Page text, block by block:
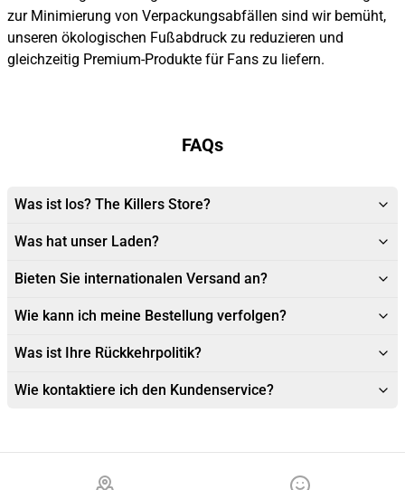
zur Minimierung von Verpackungsabfällen sind wir bemüht,
unseren ökologischen Fußabdruck zu reduzieren und
gleichzeitig Premium-Produkte für Fans zu liefern.
FAQs
Was ist los? The Killers Store?
Was hat unser Laden?
Bieten Sie internationalen Versand an?
Wie kann ich meine Bestellung verfolgen?
Was ist Ihre Rückkehrpolitik?
Wie kontaktiere ich den Kundenservice?